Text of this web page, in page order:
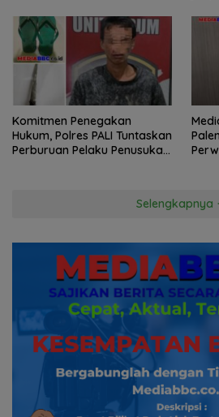
Komitmen Penegakan
Hukum, Polres PALI Tuntaskan
Perburuan Pelaku Penusukan
Selengkapnya